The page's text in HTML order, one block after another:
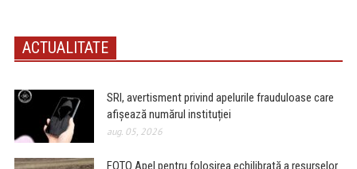
ACTUALITATE
SRI, avertisment privind apelurile frauduloase care
afișează numărul instituției
aug. 05, 2026
FOTO Apel pentru folosirea echilibrată a resurselor